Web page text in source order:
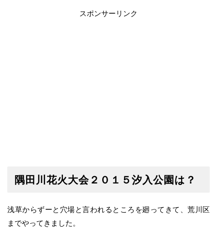
スポンサーリンク
隅田川花火大会２０１５汐入公園は？
浅草からずーと穴場と言われるところを廻ってきて、荒川区
までやってきました。